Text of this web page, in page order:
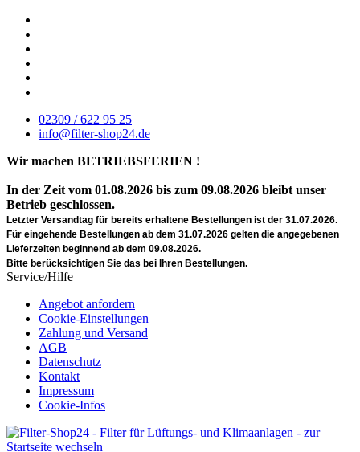
02309 / 622 95 25
info@filter-shop24.de
Wir machen BETRIEBSFERIEN !
In der Zeit vom 01.08.2026 bis zum 09.08.2026 bleibt unser
Betrieb geschlossen.
Letzter Versandtag für bereits erhaltene Bestellungen ist der 31.07.2026.
Für eingehende Bestellungen ab dem 31.07.2026 gelten die angegebenen
Lieferzeiten beginnend ab dem 09.08.2026.
Bitte berücksichtigen Sie das bei Ihren Bestellungen.
Service/Hilfe
Angebot anfordern
Cookie-Einstellungen
Zahlung und Versand
AGB
Datenschutz
Kontakt
Impressum
Cookie-Infos